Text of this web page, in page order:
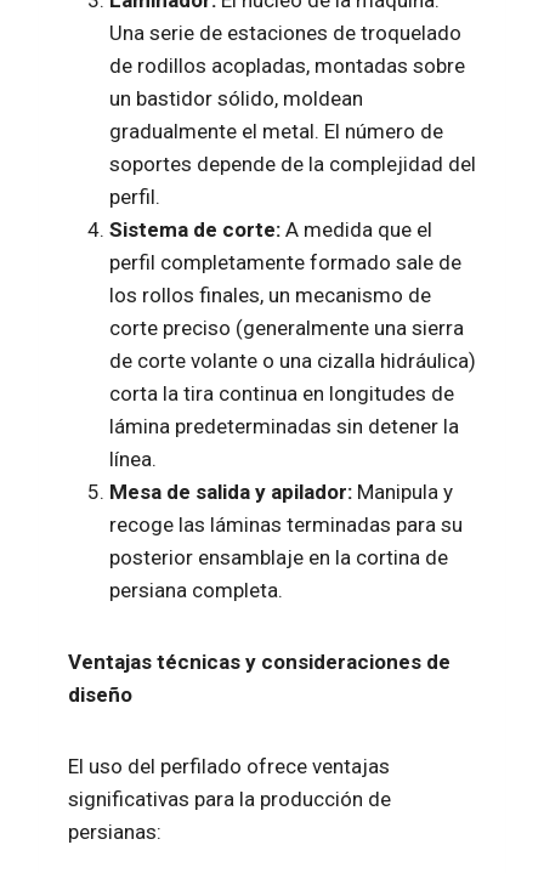
Una serie de estaciones de troquelado
de rodillos acopladas, montadas sobre
un bastidor sólido, moldean
gradualmente el metal. El número de
soportes depende de la complejidad del
perfil.
Sistema de corte: A medida que el
perfil completamente formado sale de
los rollos finales, un mecanismo de
corte preciso (generalmente una sierra
de corte volante o una cizalla hidráulica)
corta la tira continua en longitudes de
lámina predeterminadas sin detener la
línea.
Mesa de salida y apilador: Manipula y
recoge las láminas terminadas para su
posterior ensamblaje en la cortina de
persiana completa.
Ventajas técnicas y consideraciones de
diseño
El uso del perfilado ofrece ventajas
significativas para la producción de
persianas: